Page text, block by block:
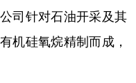
司针对石油开采及其
机硅氧烷精制而成，